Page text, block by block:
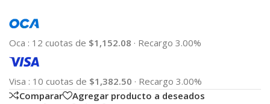
Oca : 12 cuotas de $1,152.08 · Recargo 3.00%
Visa : 10 cuotas de $1,382.50 · Recargo 3.00%
Comparar
Agregar producto a deseados